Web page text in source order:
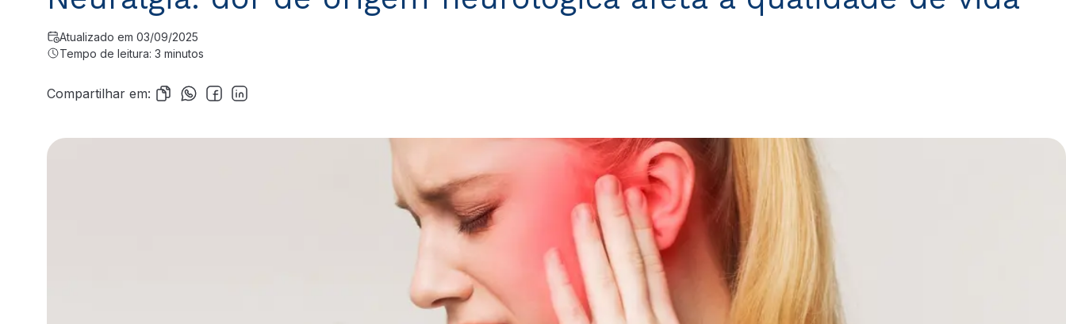
Atualizado em 03/09/2025
Tempo de leitura: 3 minutos
Compartilhar em: